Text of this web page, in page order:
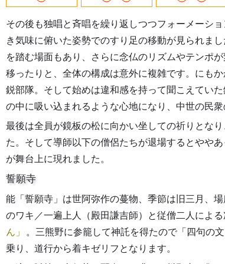
その後も独唱と斉唱を繰り返しつつフォーメーシ
き気味に俯いた姿勢でのすり足の移動が見られま
を踏む場面もあり、さらに念仏のリズムやテンポ
移ったりと、全体の構成は意外に複雑です。にも
鋭部隊。そして始めは違和感を持って聞こえてい
の中に吸い込まれるような心地になり、中世の民
最後は全員が鏡板の松に向かい坐しての祈りとな
た。そして導師以下の僧侶たちが退場するとやや
が舞台上に現れました。
誓願寺
能「誓願寺」は世阿弥作の蔓物、季節は旧三月、
のワキ／一遍上人（殿田謙吉師）と従僧二人による
ん
。三熊野に参籠して神託を得たので「四句の
乗り、道行から着キゼリフとなります。